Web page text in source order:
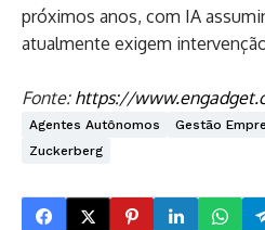
próximos anos, com IA
atualmente exigem
Fonte: https://
Agentes Autônomos Gestão
Zuckerberg